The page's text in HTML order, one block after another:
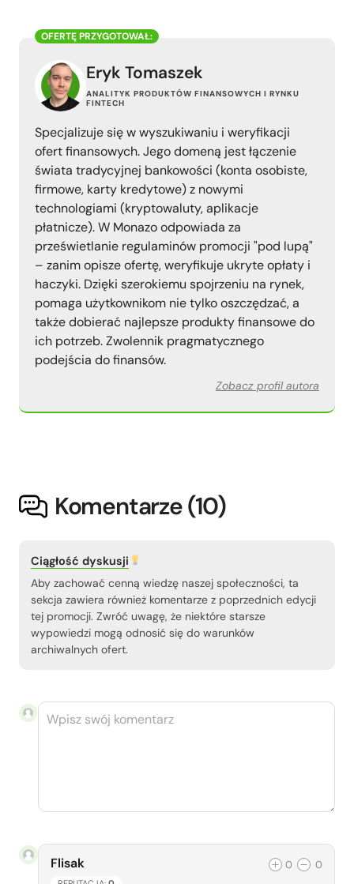
Eryk Tomaszek
ANALITYK PRODUKTÓW FINANSOWYCH I RYNKU
FINTECH
Specjalizuje się w wyszukiwaniu i weryfikacji
ofert finansowych. Jego domeną jest łączenie
świata tradycyjnej bankowości (konta osobiste,
firmowe, karty kredytowe) z nowymi
technologiami (kryptowaluty, aplikacje
płatnicze). W Monazo odpowiada za
prześwietlanie regulaminów promocji "pod lupą"
– zanim opisze ofertę, weryfikuje ukryte opłaty i
haczyki. Dzięki szerokiemu spojrzeniu na rynek,
pomaga użytkownikom nie tylko oszczędzać, a
także dobierać najlepsze produkty finansowe do
ich potrzeb. Zwolennik pragmatycznego
podejścia do finansów.
Zobacz profil autora
Komentarze (10)
Ciągłość dyskusji
Aby zachować cenną wiedzę naszej społeczności, ta
sekcja zawiera również komentarze z poprzednich edycji
tej promocji. Zwróć uwagę, że niektóre starsze
wypowiedzi mogą odnosić się do warunków
archiwalnych ofert.
Flisak 0 0